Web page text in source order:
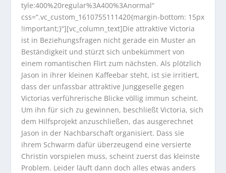
tyle:400%20regular%3A400%3Anormal“
css=“.vc_custom_1610755111420{margin-bottom: 15px
!important;}“][vc_column_text]Die attraktive Victoria
ist in Beziehungsfragen nicht gerade ein Muster an
Beständigkeit und stürzt sich unbekümmert von
einem romantischen Flirt zum nächsten. Als plötzlich
Jason in ihrer kleinen Kaffeebar steht, ist sie irritiert,
dass der unfassbar attraktive Junggeselle gegen
Victorias verführerische Blicke völlig immun scheint.
Um ihn für sich zu gewinnen, beschließt Victoria, sich
dem Hilfsprojekt anzuschließen, das ausgerechnet
Jason in der Nachbarschaft organisiert. Dass sie
ihrem Schwarm dafür überzeugend eine versierte
Christin vorspielen muss, scheint zuerst das kleinste
Problem. Leider läuft dann doch alles etwas anders